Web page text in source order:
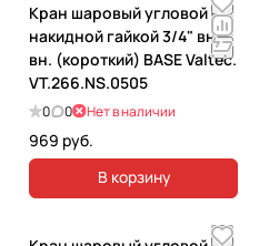
Кран шаровый угловой с
накидной гайкой 3/4" вн.-
вн. (короткий) BASE Valtec.
VT.266.NS.0505
0 0 Нет в наличии
969 руб.
В корзину